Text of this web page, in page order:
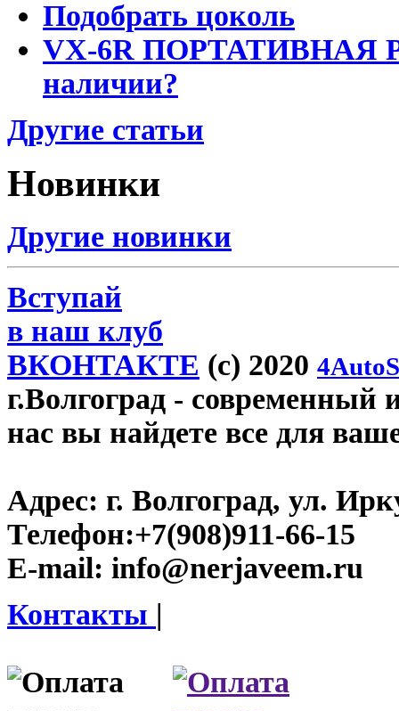
Подобрать цоколь
VX-6R ПОРТАТИВНАЯ
наличии?
Другие статьи
Новинки
Другие новинки
Вступай
в наш клуб
ВКОНТАКТЕ (c) 2020
г.Волгоград - современный
нас вы найдете все для
Адрес: г. Волгоград, ул.
Телефон:+7(908)911-66-15
E-mail: info@nerjaveem.ru
Контакты |